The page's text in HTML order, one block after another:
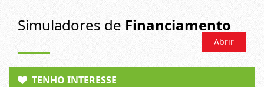
Simuladores de Financiamento
Abrir
TENHO INTERESSE